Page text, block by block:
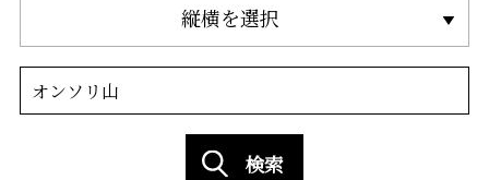
縦横を選択
検索